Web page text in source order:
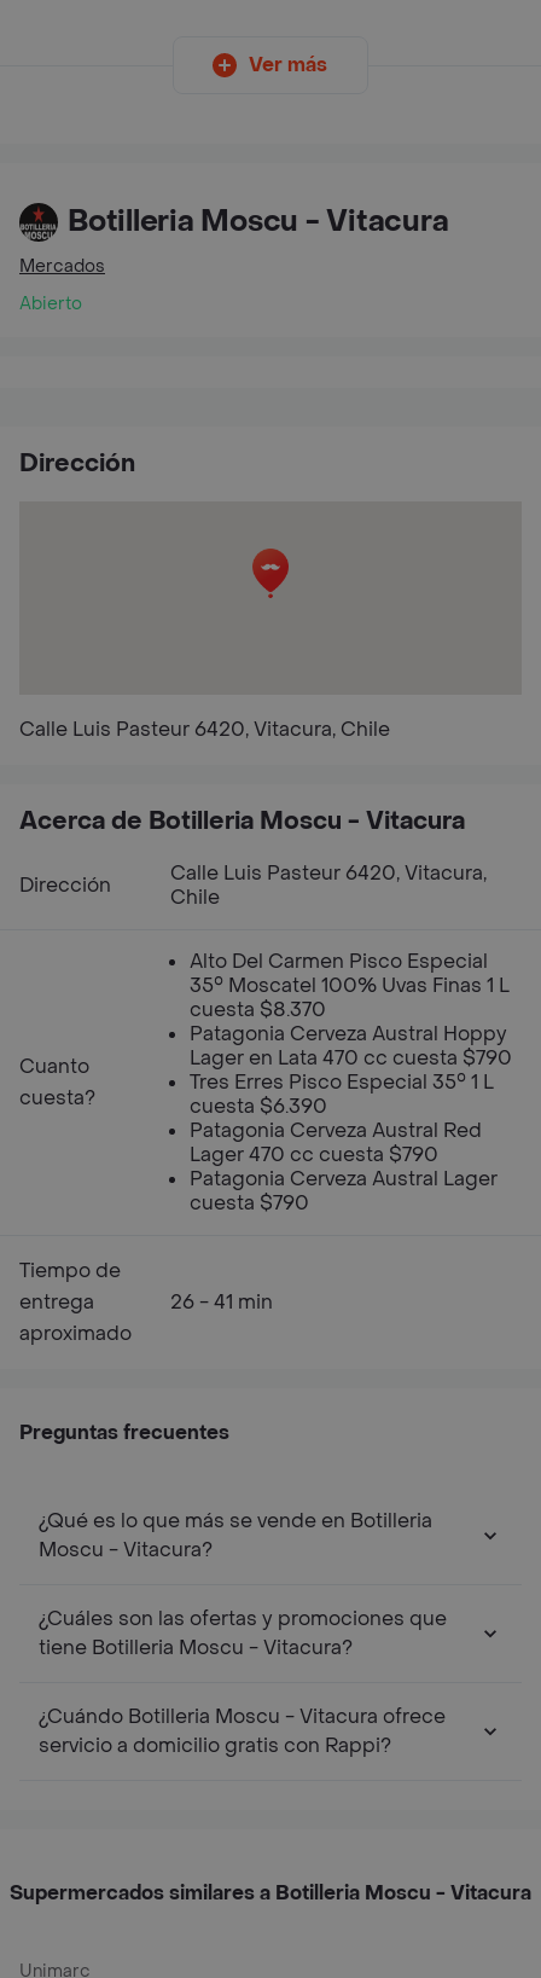
Ver más
Botilleria Moscu - Vitacura
Mercados
Abierto
Dirección
Calle Luis Pasteur 6420, Vitacura, Chile
Acerca de Botilleria Moscu - Vitacura
Dirección
Calle Luis Pasteur 6420, Vitacura,
Chile
Cuanto
cuesta?
Alto Del Carmen Pisco Especial
35° Moscatel 100% Uvas Finas 1 L
cuesta $8.370
Patagonia Cerveza Austral Hoppy
Lager en Lata 470 cc cuesta $790
Tres Erres Pisco Especial 35° 1 L
cuesta $6.390
Patagonia Cerveza Austral Red
Lager 470 cc cuesta $790
Patagonia Cerveza Austral Lager
cuesta $790
Tiempo de
entrega
aproximado
26 - 41 min
Preguntas frecuentes
¿Qué es lo que más se vende en Botilleria
Moscu - Vitacura?
¿Cuáles son las ofertas y promociones que
tiene Botilleria Moscu - Vitacura?
¿Cuándo Botilleria Moscu - Vitacura ofrece
servicio a domicilio gratis con Rappi?
Supermercados similares a Botilleria Moscu - Vitacura
Unimarc